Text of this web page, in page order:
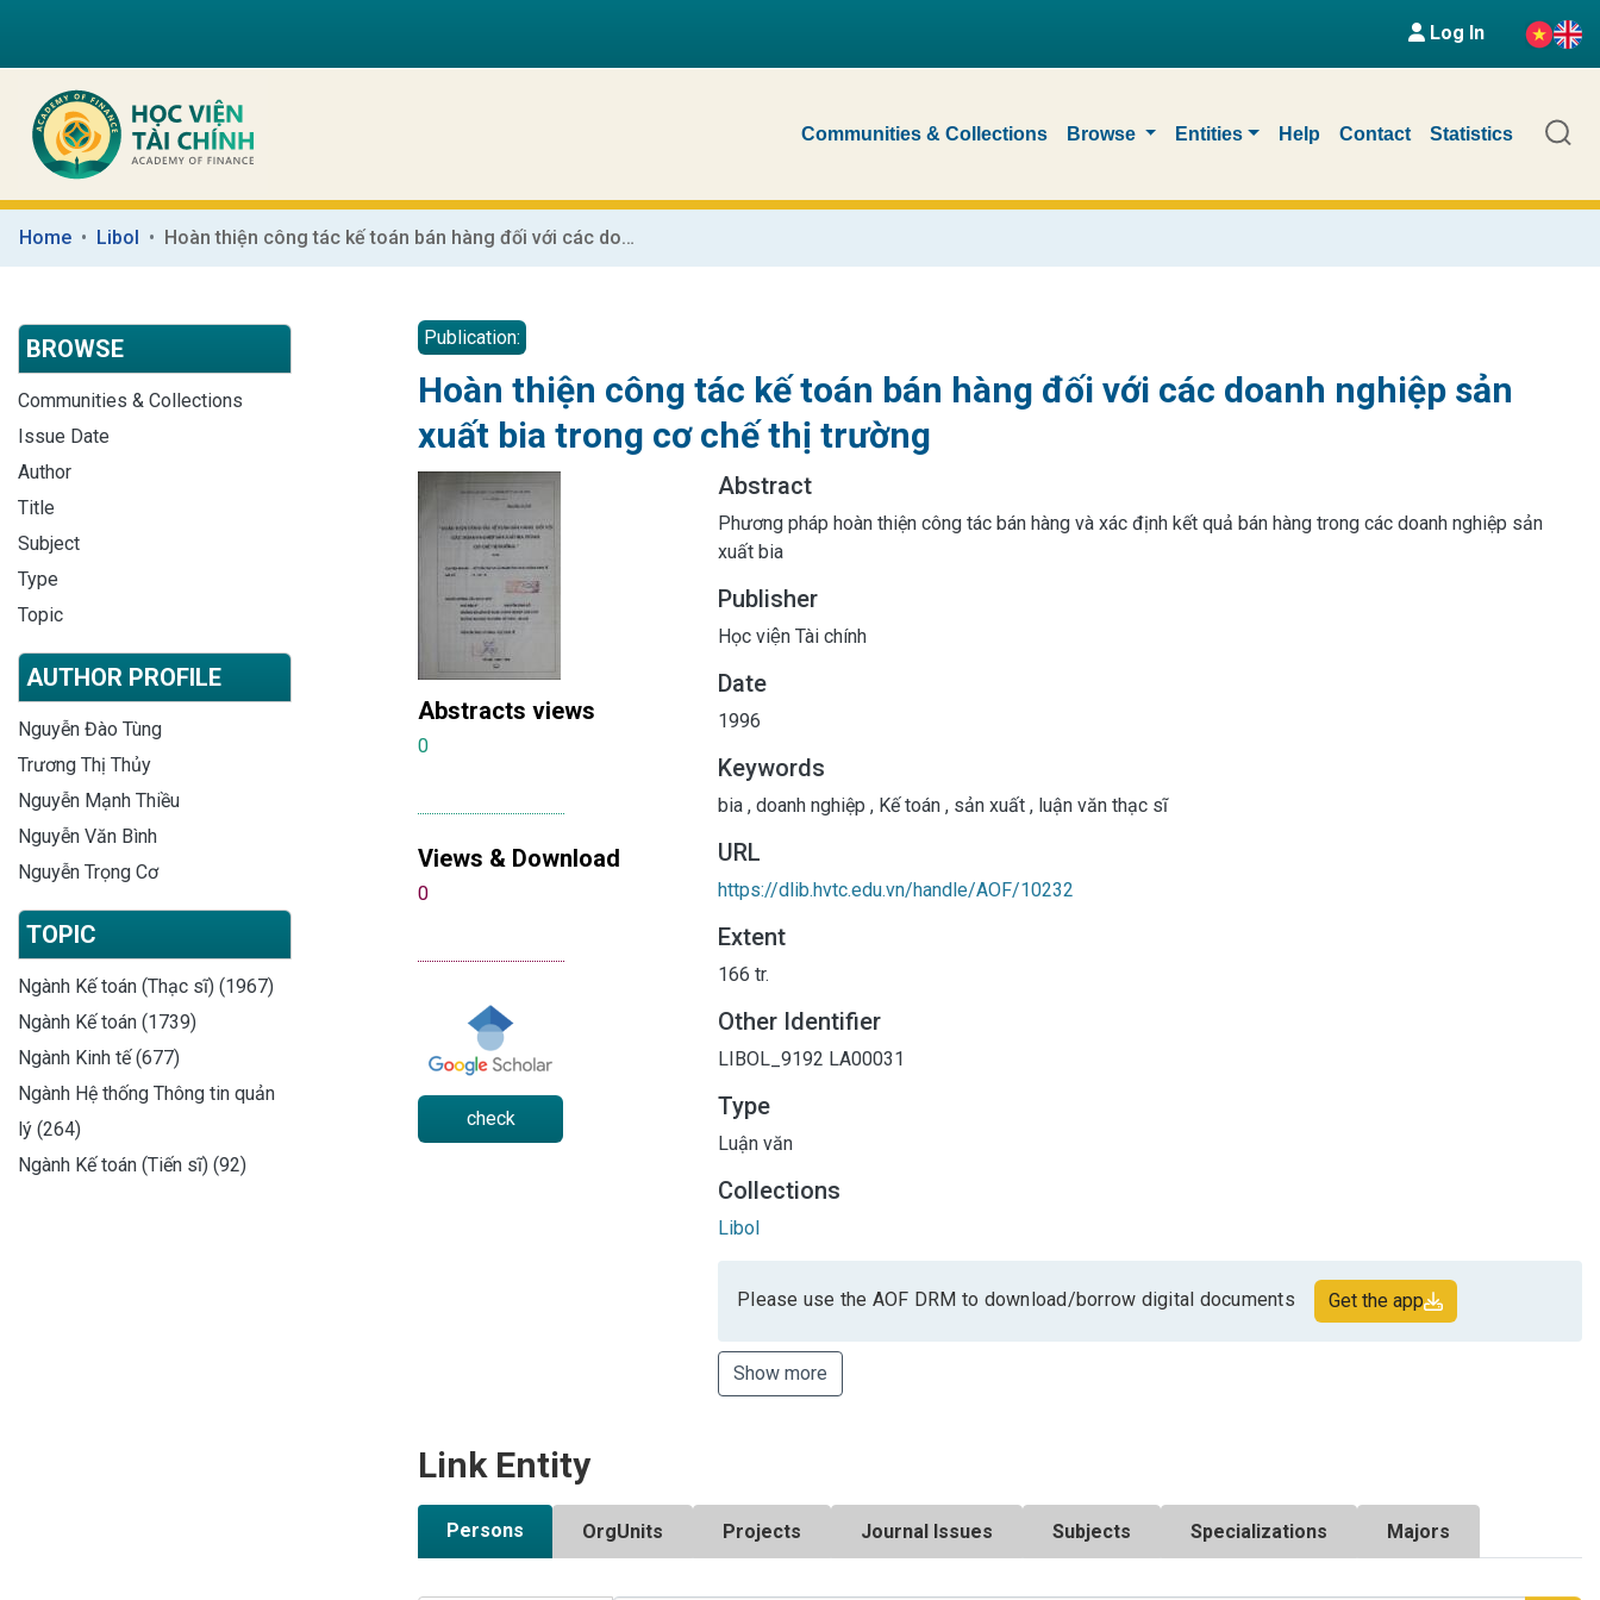
Log In
Communities & Collections Browse Entities Help Contact Statistics
Home Libol Hoàn thiện công tác kế toán bán hàng đối với các doanh nghiệp sản xuất bia trong cơ chế thị trường
BROWSE
Communities & Collections
Issue Date
Author
Title
Subject
Type
Topic
AUTHOR PROFILE
Nguyễn Đào Tùng
Trương Thị Thủy
Nguyễn Mạnh Thiều
Nguyễn Văn Bình
Nguyễn Trọng Cơ
TOPIC
Ngành Kế toán (Thạc sĩ) (1967)
Ngành Kế toán (1739)
Ngành Kinh tế (677)
Ngành Hệ thống Thông tin quản
lý (264)
Ngành Kế toán (Tiến sĩ) (92)
Publication:
Hoàn thiện công tác kế toán bán hàng đối với các doanh nghiệp sản
xuất bia trong cơ chế thị trường
Abstracts views
0
Views & Download
0
check
Abstract
Phương pháp hoàn thiện công tác bán hàng và xác định kết quả bán hàng trong các doanh nghiệp sản
xuất bia
Publisher
Học viện Tài chính
Date
1996
Keywords
bia , doanh nghiệp , Kế toán , sản xuất , luận văn thạc sĩ
URL
https://dlib.hvtc.edu.vn/handle/AOF/10232
Extent
166 tr.
Other Identifier
LIBOL_9192 LA00031
Type
Luận văn
Collections
Libol
Please use the AOF DRM to download/borrow digital documents Get the app
Show more
Link Entity
Persons OrgUnits Projects Journal Issues Subjects Specializations Majors